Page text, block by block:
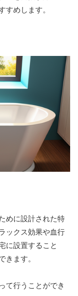
すめします。
めに設計された特
ックス効果や血行
に設置すること
きます。
て行うことができ